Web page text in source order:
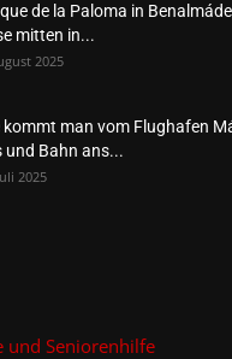
de la Paloma in
mitten in...
2025
kommt man vom Flughafen
und Bahn ans...
2025
und Seniorenhilfe